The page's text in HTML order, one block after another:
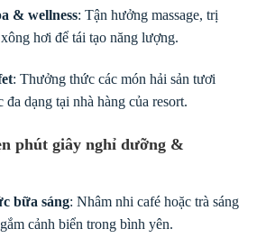
& wellness: Tận hưởng massage, trị
hơi để tái tạo năng lượng.
: Thưởng thức các món hải sản tươi
đa dạng tại nhà hàng của resort.
phút giây nghỉ dưỡng &
bữa sáng: Nhâm nhi café hoặc trà sáng
cảnh biển trong bình yên.